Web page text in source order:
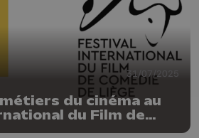
31/07/2025
du cinéma au
du Film de